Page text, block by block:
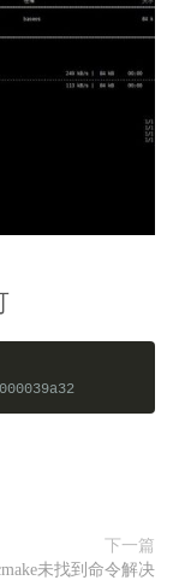
下一篇
未找到命令解决